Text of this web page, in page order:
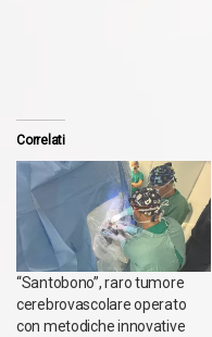
Correlati
“Santobono”, raro tumore
cerebrovascolare operato
con metodiche innovative